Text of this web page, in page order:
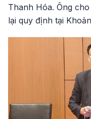
Thanh Hóa. Ông
lại quy định tại